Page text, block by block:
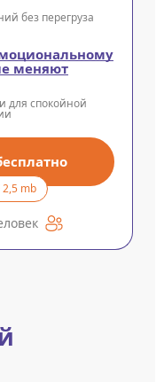
без перегруза
меняют
для спокойной
2,5 mb